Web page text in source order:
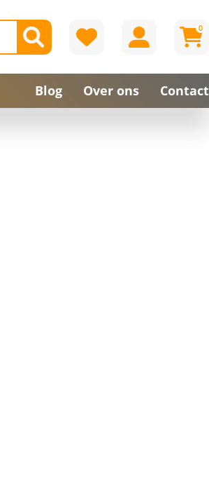
0
Blog Over ons Contact